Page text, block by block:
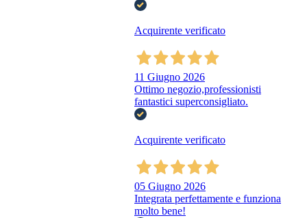
Acquirente verificato
11 Giugno 2026
Ottimo negozio,professionisti
fantastici superconsigliato.
Acquirente verificato
05 Giugno 2026
Integrata perfettamente e funziona
molto bene!